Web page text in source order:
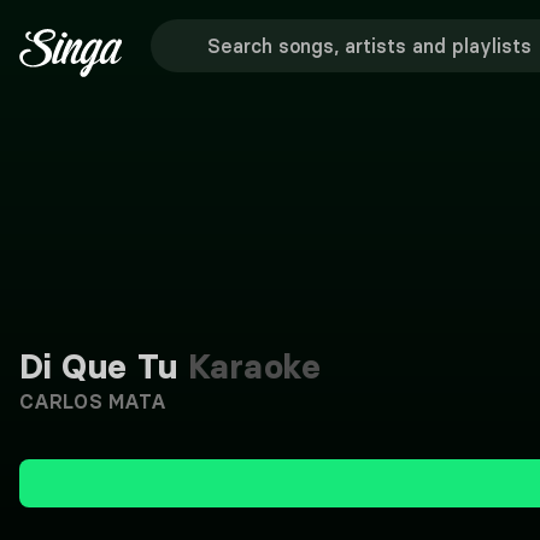
Di Que Tu Karaoke
CARLOS MATA